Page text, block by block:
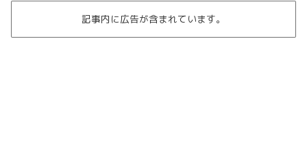
記事内に広告が含まれています。